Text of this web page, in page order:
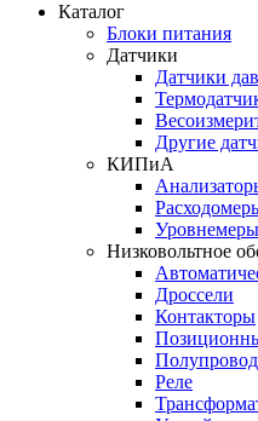
Каталог
Блоки питания
Датчики
Датчики
Другие
КИПиА
Уровнемеры
Низковольтное
Дроссели
Контакторы
Реле